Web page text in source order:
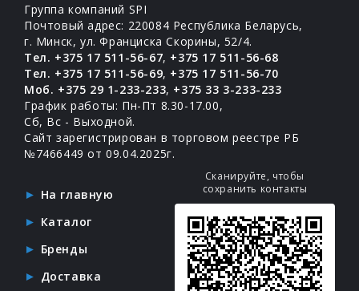
Группа компаний SPI
Почтовый адрес: 220084 Республика Беларусь,
г. Минск, ул. Франциска Скорины, 52/4.
Тел. +375 17 511-56-67, +375 17 511-56-68
Тел. +375 17 511-56-69, +375 17 511-56-70
Моб. +375 29 1-233-233, +375 33 3-233-233
График работы: Пн-Пт 8.30-17.00,
Сб, Вс - Выходной.
Сайт зарегистрирован в торговом реестре РБ
№7466449 от 09.04.2025г.
На главную
Каталог
Бренды
Доставка
Сканируйте, чтобы
сохранить контакты